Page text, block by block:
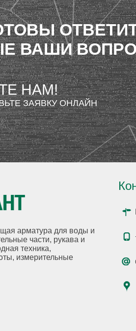
ВАШИ
НАМ!
ЗАЯВКУ ОНЛАЙН
арматура для воды и
части, рукава и
техника,
измерительные